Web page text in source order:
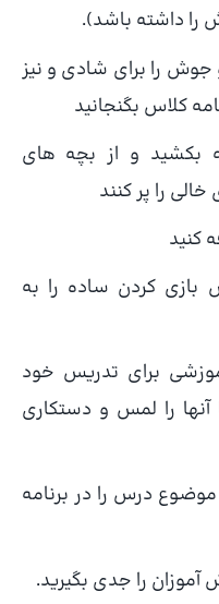
را داشته باشد).
را برای شادی و نیز
کلاس بگنجانید
بکشید و از بچه های
را پر کنند
کنید
کردن ساده را به
برای تدریس خود
آنها را لمس و دستکاری
درس را در برنامه
را جدی بگیرید.